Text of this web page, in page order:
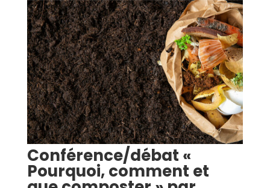
Conférence/débat «
Pourquoi, comment et